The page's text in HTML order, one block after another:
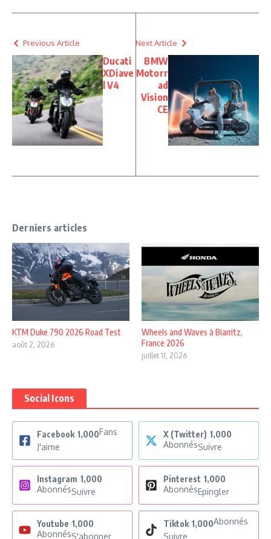
Previous Article
Ducati
XDiave
l V4
Next Article
BMW
Motorr
ad
Vision
CE
Derniers articles
KTM Duke 790 2026 Road Test
août 2, 2026
Wheels and Waves à Biarritz,
France 2026
juillet 11, 2026
Social Icons
Facebook 1,000Fans
J'aime
X (Twitter) 1,000
AbonnésSuivre
Instagram 1,000
AbonnésSuivre
Pinterest 1,000
AbonnésEpingler
Youtube 1,000
AbonnésS'abonner
Tiktok 1,000Abonnés
Suivre